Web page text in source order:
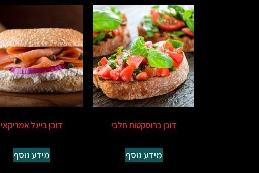
דוכן ברוסקטות חלבי
מידע נוסף
דוכן בייגל אמריקאי
מידע נוסף